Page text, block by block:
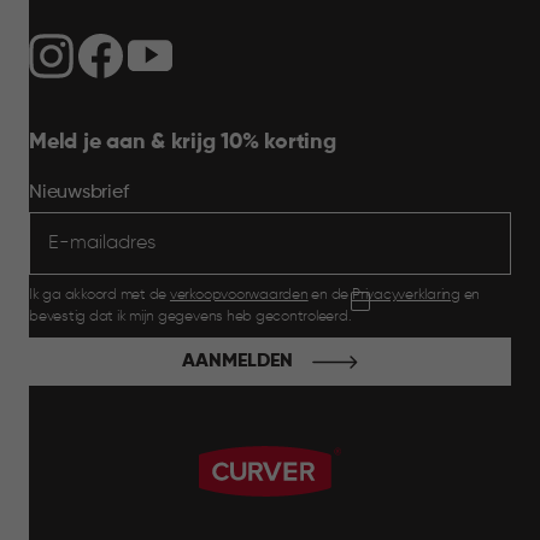
Meld je aan & krijg 10% korting
Nieuwsbrief
Ik ga akkoord met de verkoopvoorwaarden en dePrivacyverklaring en
bevestig dat ik mijn gegevens heb gecontroleerd.
AANMELDEN